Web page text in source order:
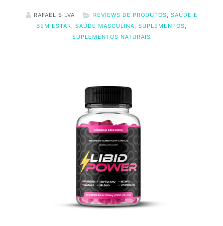
RAFAEL SILVA REVIEWS DE PRODUTOS, SAÚDE E
BEM ESTAR, SAÚDE MASCULINA, SUPLEMENTOS,
SUPLEMENTOS NATURAIS